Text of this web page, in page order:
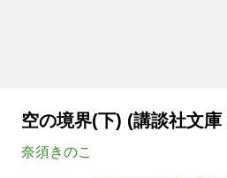
空の境界(下) (講談社文庫
奈須きのこ